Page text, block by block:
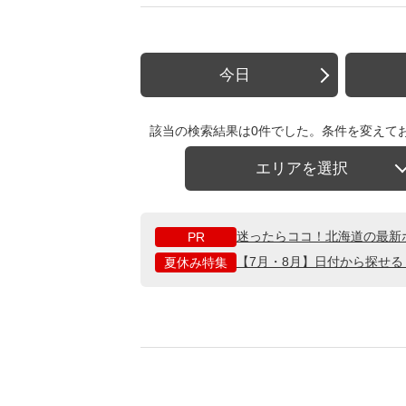
今日
該当の検索結果は0件でした。条件を変えて
エリアを選択
PR
迷ったらココ！北海道の最
夏休み特集
【7月・8月】日付から探せ